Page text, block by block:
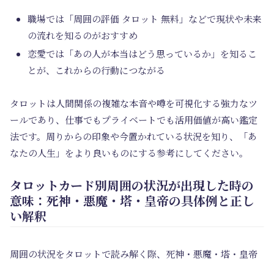
職場では「周囲の評価 タロット 無料」などで現状や未来
の流れを知るのがおすすめ
恋愛では「あの人が本当はどう思っているか」を知るこ
とが、これからの行動につながる
タロットは人間関係の複雑な本音や噂を可視化する強力なツ
ールであり、仕事でもプライベートでも活用価値が高い鑑定
法です。周りからの印象や今置かれている状況を知り、「あ
なたの人生」をより良いものにする参考にしてください。
タロットカード別周囲の状況が出現した時の
意味：死神・悪魔・塔・皇帝の具体例と正し
い解釈
周囲の状況をタロットで読み解く際、死神・悪魔・塔・皇帝